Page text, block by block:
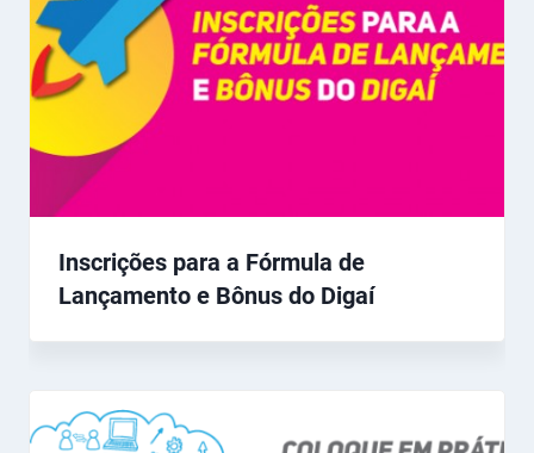
Inscrições para a Fórmula de
Lançamento e Bônus do Digaí